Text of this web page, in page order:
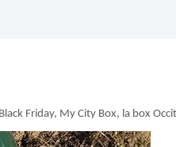
Friday, My City Box, la box